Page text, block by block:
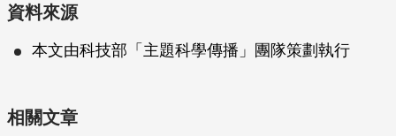
資料來源
本文由科技部「主題科學傳播」團隊策劃執行
相關文章